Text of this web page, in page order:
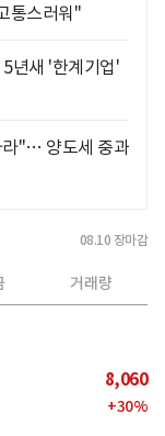
통스러워"
년새 '한계기업'
라"… 양도세 중과
08.10 장마감
거래량
8,060
+30%